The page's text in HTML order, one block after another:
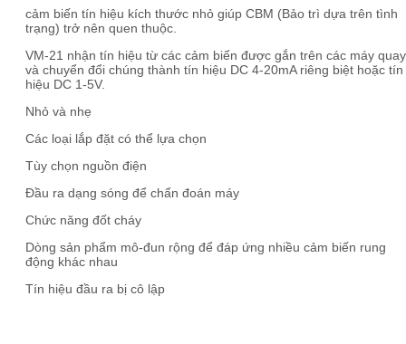
cảm biến tín hiệu kích thước nhỏ giúp CBM (Bảo trì dựa trên tình
trạng) trở nên quen thuộc.
VM-21 nhận tín hiệu từ các cảm biến được gắn trên các máy quay
và chuyển đổi chúng thành tín hiệu DC 4-20mA riêng biệt hoặc tín
hiệu DC 1-5V.
Nhỏ và nhẹ
Các loại lắp đặt có thể lựa chọn
Tùy chọn nguồn điện
Đầu ra dạng sóng để chẩn đoán máy
Chức năng đốt cháy
Dòng sản phẩm mô-đun rộng để đáp ứng nhiều cảm biến rung
động khác nhau
Tín hiệu đầu ra bị cô lập